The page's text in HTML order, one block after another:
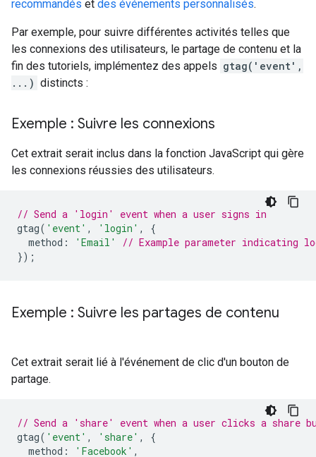
recommandés et des événements personnalisés.
Par exemple, pour suivre différentes activités telles que
les connexions des utilisateurs, le partage de contenu et la
fin des tutoriels, implémentez des appels gtag('event',
...) distincts :
Exemple : Suivre les connexions
Cet extrait serait inclus dans la fonction JavaScript qui gère
les connexions réussies des utilisateurs.
// Send a 'login' event when a user signs in
gtag( 'event' , 'login' ,
{
method : 'Email'
// Example parameter indicating
});
Exemple : Suivre les partages de contenu
Cet extrait serait lié à l'événement de clic d'un bouton de
partage.
// Send a 'share' event when a user clicks a share
gtag( 'event' , 'share' ,
{
method : 'Facebook' ,